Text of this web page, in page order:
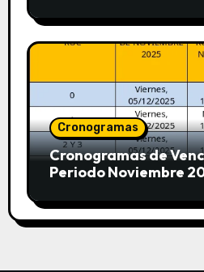
Cronogramas
Cronogramas de
Periodo Noviembre